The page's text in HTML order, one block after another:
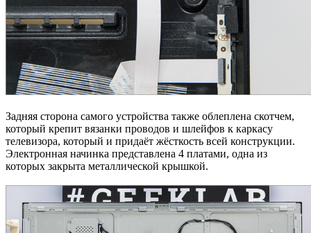
Задняя сторона самого устройства также облеплена скотчем,
который крепит вязанки проводов и шлейфов к каркасу
телевизора, который и придаёт жёсткость всей конструкции.
Электронная начинка представлена 4 платами, одна из
которых закрыта металлической крышкой.